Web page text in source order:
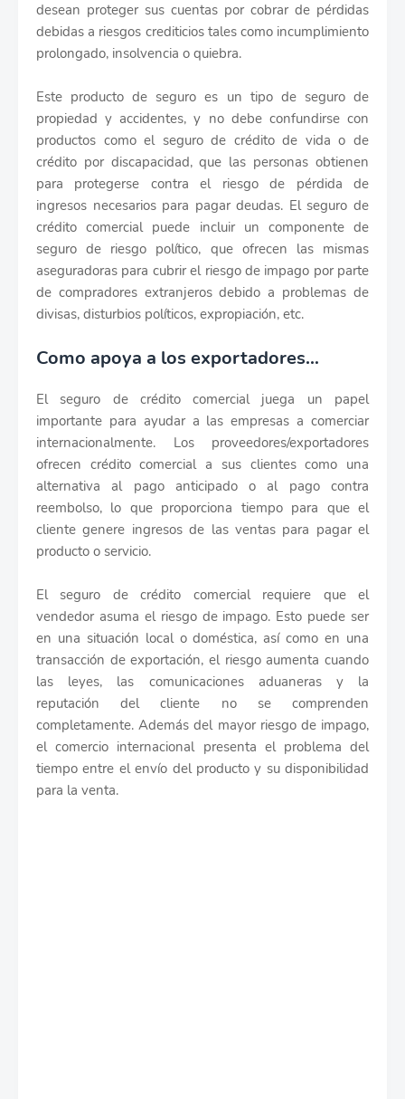
desean proteger sus cuentas por cobrar de pérdidas
debidas a riesgos crediticios tales como incumplimiento
prolongado, insolvencia o quiebra.
Este producto de seguro es un tipo de seguro de
propiedad y accidentes, y no debe confundirse con
productos como el seguro de crédito de vida o de
crédito por discapacidad, que las personas obtienen
para protegerse contra el riesgo de pérdida de
ingresos necesarios para pagar deudas. El seguro de
crédito comercial puede incluir un componente de
seguro de riesgo político, que ofrecen las mismas
aseguradoras para cubrir el riesgo de impago por parte
de compradores extranjeros debido a problemas de
divisas, disturbios políticos, expropiación, etc.
Como apoya a los exportadores…
El seguro de crédito comercial juega un papel
importante para ayudar a las empresas a comerciar
internacionalmente. Los proveedores/exportadores
ofrecen crédito comercial a sus clientes como una
alternativa al pago anticipado o al pago contra
reembolso, lo que proporciona tiempo para que el
cliente genere ingresos de las ventas para pagar el
producto o servicio.
El seguro de crédito comercial requiere que el
vendedor asuma el riesgo de impago. Esto puede ser
en una situación local o doméstica, así como en una
transacción de exportación, el riesgo aumenta cuando
las leyes, las comunicaciones aduaneras y la
reputación del cliente no se comprenden
completamente. Además del mayor riesgo de impago,
el comercio internacional presenta el problema del
tiempo entre el envío del producto y su disponibilidad
para la venta.